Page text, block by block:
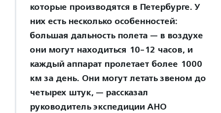
которые производятся в Петербурге. У
них есть несколько особенностей:
большая дальность полета — в воздухе
они могут находиться 10-12 часов, и
каждый аппарат пролетает более 1000
км за день. Они могут летать звеном до
четырех штук, — рассказал
руководитель экспедиции АНО